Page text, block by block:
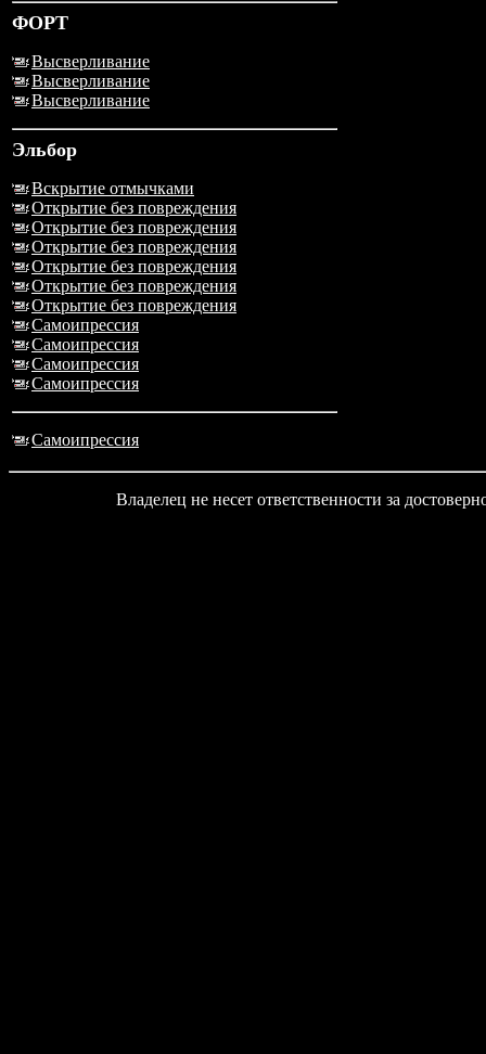
ФОРТ
Высверливание
Высверливание
Высверливание
Эльбор
Вскрытие отмычками
Открытие без повреждения
Открытие без повреждения
Открытие без повреждения
Открытие без повреждения
Открытие без повреждения
Открытие без повреждения
Самоипрессия
Самоипрессия
Самоипрессия
Самоипрессия
Самоипрессия
Владелец не несет ответственности за